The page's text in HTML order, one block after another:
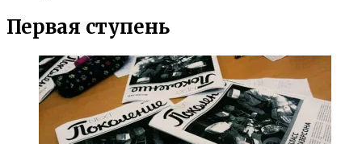
Первая ступень